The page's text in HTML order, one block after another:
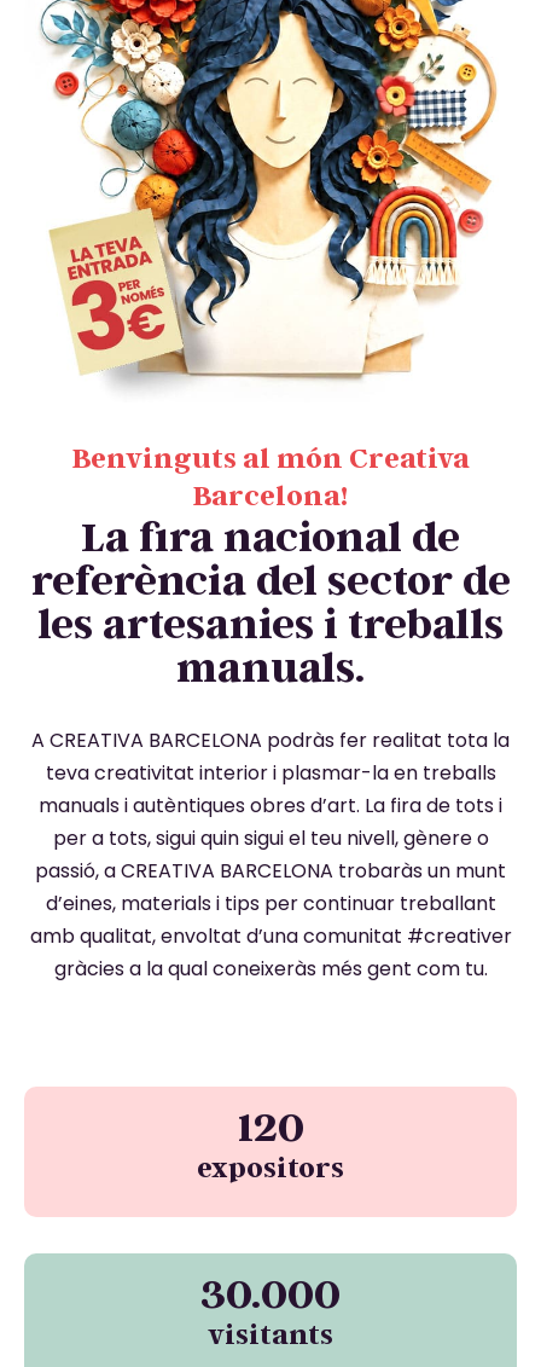
Benvinguts al món Creativa
Barcelona!
La fira nacional de
referència del sector de
les artesanies i treballs
manuals.
A CREATIVA BARCELONA podràs fer realitat tota la
teva creativitat interior i plasmar-la en treballs
manuals i autèntiques obres d’art. La fira de tots i
per a tots, sigui quin sigui el teu nivell, gènere o
passió, a CREATIVA BARCELONA trobaràs un munt
d’eines, materials i tips per continuar treballant
amb qualitat, envoltat d’una comunitat #creativer
gràcies a la qual coneixeràs més gent com tu.
120
expositors
30.000
visitants